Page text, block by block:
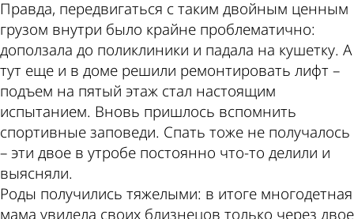
Правда, передвигаться с таким двойным ценным
грузом внутри было крайне проблематично:
доползала до поликлиники и падала на кушетку. А
тут еще и в доме решили ремонтировать лифт –
подъем на пятый этаж стал настоящим
испытанием. Вновь пришлось вспомнить
спортивные заповеди. Спать тоже не получалось
– эти двое в утробе постоянно что-то делили и
выясняли.
Роды получились тяжелыми: в итоге многодетная
мама увидела своих близнецов только через двое